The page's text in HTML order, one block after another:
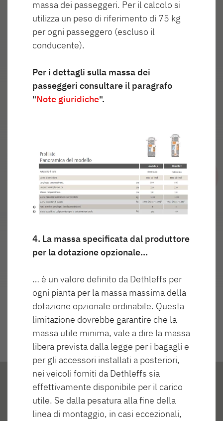
Highlights
massa dei passeggeri. Per il calcolo si
utilizza un peso di riferimento di 75 kg
per ogni passeggero (escluso il
conducente).
Per i dettagli sulla massa dei
passeggeri consultare il paragrafo
"Note giuridiche".
4. La massa specificata dal produttore
per la dotazione opzionale…
… è un valore definito da Dethleffs per
ogni pianta per la massa massima della
dotazione opzionale ordinabile. Questa
limitazione dovrebbe garantire che la
massa utile minima, vale a dire la massa
libera prevista dalla legge per i bagagli e
per gli accessori installati a posteriori,
nei veicoli forniti da Dethleffs sia
effettivamente disponibile per il carico
utile. Se dalla pesatura alla fine della
linea di montaggio, in casi eccezionali,